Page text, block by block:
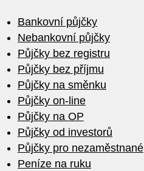
Bankovní půjčky
Nebankovní půjčky
Půjčky bez registru
Půjčky bez příjmu
Půjčky na směnku
Půjčky on-line
Půjčky na OP
Půjčky od investorů
Půjčky pro nezaměstnané
Peníze na ruku